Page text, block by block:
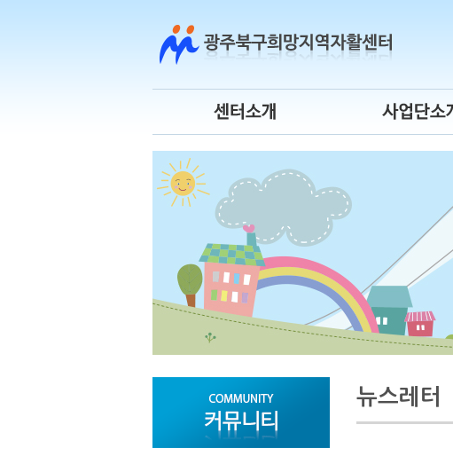
센터연혁
센터장 인사말
조직도
운영위원회
오시는 길
센터 로고
청년자립도전
게이트웨이
시간제 자활근로
자활사업 안내
뉴스레터